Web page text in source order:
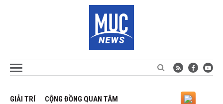
GIẢI TRÍ CỘNG ĐỒNG QUAN TÂM